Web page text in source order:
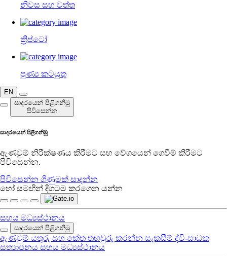
නිවස සහ වත්ත
ක්‍රිප්ටෝ
පුණ්‍ය කටයුතු
EN
සාදරයෙන් පිළිගනිමු
පිවිසෙන්න
සාදරයෙන් පිළිගනිමු
ඇණවුම් නිරීක්ෂණය කිරීමට සහ වේගයෙන් ගෙවීම් කිරීමට
පිවිසෙන්න.
පිවිසෙන්න ගිණුමක් සාදන්න
හෝ සමඟින් දිගටම කරගෙන යන්න
සහය මධ්‍යස්ථානය
සාදරයෙන් පිළිගනිමු
ඇණවුම් යතුරු සහ කේත තහවුරු කරන්න සැකසීම් ද්වි-සාධක
සත්‍යාපනය සහය මධ්‍යස්ථානය